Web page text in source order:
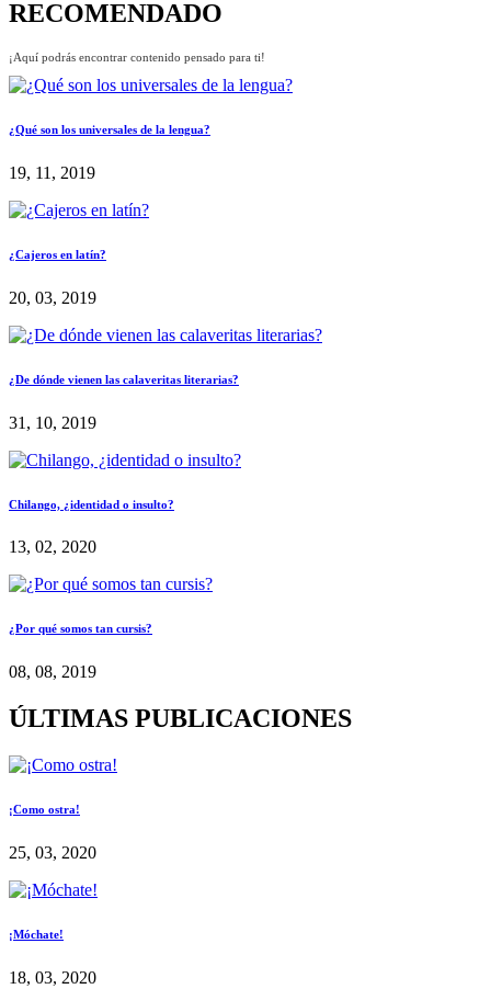
RECOMENDADO
¡Aquí podrás encontrar contenido pensado para ti!
¿Qué son los universales de la lengua?
19, 11, 2019
¿Cajeros en latín?
20, 03, 2019
¿De dónde vienen las calaveritas literarias?
31, 10, 2019
Chilango, ¿identidad o insulto?
13, 02, 2020
¿Por qué somos tan cursis?
08, 08, 2019
ÚLTIMAS PUBLICACIONES
¡Como ostra!
25, 03, 2020
¡Móchate!
18, 03, 2020